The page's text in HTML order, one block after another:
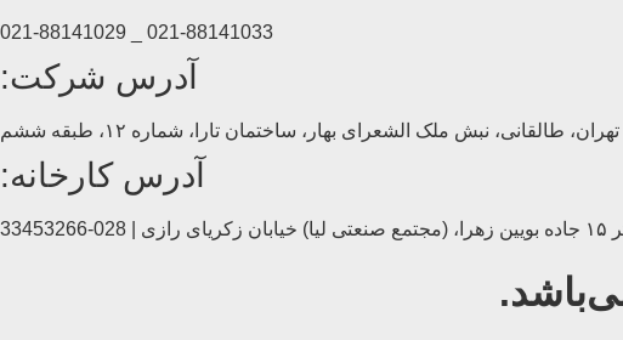
021-88141033 _ 021-88141029
آدرس شرکت:
تهران، طالقانی، نبش ملک الشعرای بهار، ساختمان تارا، شماره ۱۲، طبقه ششم
آدرس کارخانه: